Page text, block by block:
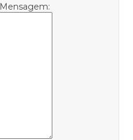
Mensagem: